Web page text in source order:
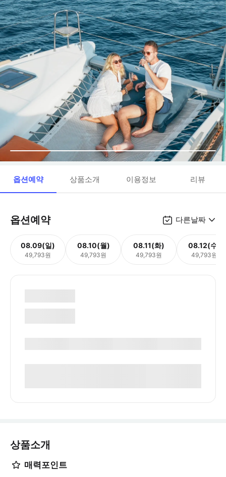
옵션예약 상품소개 이용정보 리뷰
옵션예약 다른날짜
08.09(일)
49,793원
08.10(월)
49,793원
08.11(화)
49,793원
08.12(수)
49,793원
상품소개
매력포인트